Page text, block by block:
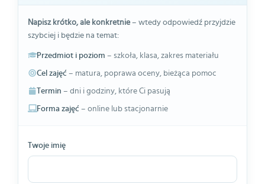
Napisz krótko, ale konkretnie– wtedy odpowiedź przyjdzie
szybciej i będzie na temat:
Przedmiot i poziom – szkoła, klasa, zakres materiału
Cel zajęć – matura, poprawa oceny, bieżąca pomoc
Termin – dni i godziny, które Ci pasują
Forma zajęć – online lub stacjonarnie
Twoje imię